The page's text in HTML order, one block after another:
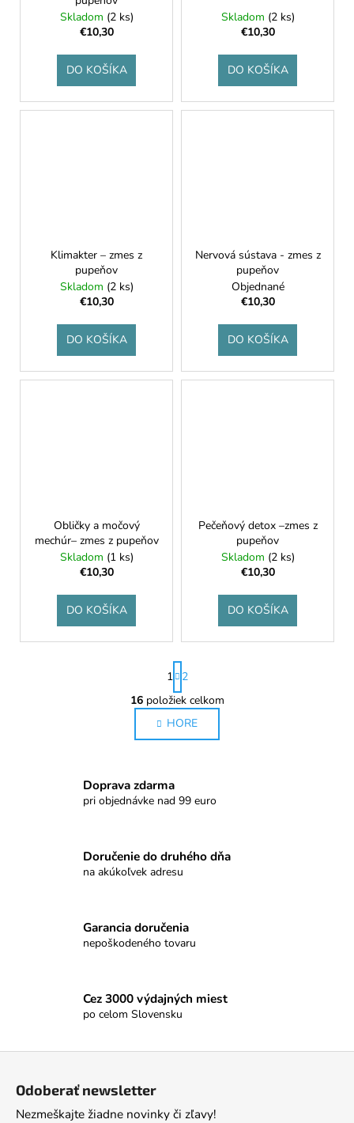
Skladom (2 ks)
€10,30
DO KOŠÍKA
Skladom (2 ks)
€10,30
DO KOŠÍKA
Klimakter – zmes z
pupeňov
Skladom (2 ks)
€10,30
DO KOŠÍKA
Nervová sústava - zmes z
pupeňov
Objednané
€10,30
DO KOŠÍKA
Obličky a močový
mechúr– zmes z pupeňov
Skladom (1 ks)
€10,30
DO KOŠÍKA
Pečeňový detox –zmes z
pupeňov
Skladom (2 ks)
€10,30
DO KOŠÍKA
O
v
l
a
e
p
r
y
v
i
s
S
t
r
á
n
k
n
1
2
16položiek celkom
HORE
Doprava zdarma
pri objednávke nad 99 euro
Doručenie do druhého dňa
na akúkoľvek adresu
Garancia doručenia
nepoškodeného tovaru
Cez 3000 výdajných miest
po celom Slovensku
Odoberať newsletter
Nezmeškajte žiadne novinky či zľavy!